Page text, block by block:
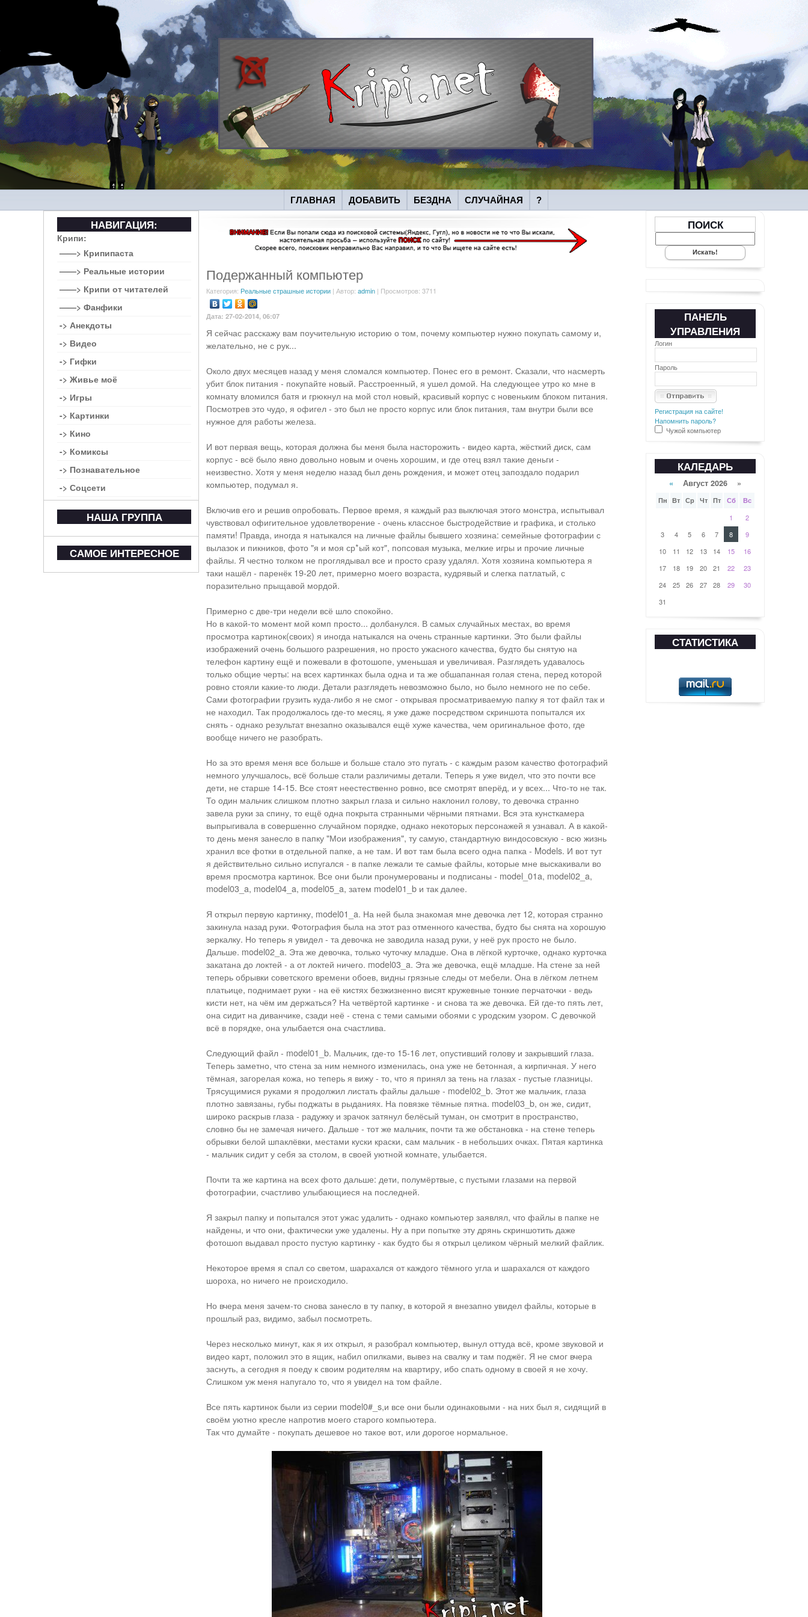
ГЛАВНАЯ ДОБАВИТЬ БЕЗДНА СЛУЧАЙНАЯ ?
Подержанный компьютер
Категория: Реальные страшные истории| Автор: admin| Просмотров: 3711
Дата: 27-02-2014, 06:07
Я сейчас расскажу вам поучительную историю о том, почему компьютер нужно покупать самому и,
желательно, не с рук...
Около двух месяцев назад у меня сломался компьютер. Понес его в ремонт. Сказали, что насмерть
убит блок питания - покупайте новый. Расстроенный, я ушел домой. На следующее утро ко мне в
комнату вломился батя и грюкнул на мой стол новый, красивый корпус с новеньким блоком питания.
Посмотрев это чудо, я офигел - это был не просто корпус или блок питания, там внутри были все
нужное для работы железа.
И вот первая вещь, которая должна бы меня была насторожить - видео карта, жёсткий диск, сам
корпус - всё было явно довольно новым и очень хорошим, и где отец взял такие деньги -
неизвестно. Хотя у меня неделю назад был день рождения, и может отец запоздало подарил
компьютер, подумал я.
Включив его и решив опробовать. Первое время, я каждый раз выключая этого монстра, испытывал
чувствовал офигительное удовлетворение - очень классное быстродействие и графика, и столько
памяти! Правда, иногда я натыкался на личные файлы бывшего хозяина: семейные фотографии с
вылазок и пикников, фото "я и моя ср*ый кот", попсовая музыка, мелкие игры и прочие личные
файлы. Я честно толком не проглядывал все и просто сразу удалял. Хотя хозяина компьютера я
таки нашёл - паренёк 19-20 лет, примерно моего возраста, кудрявый и слегка патлатый, с
поразительно прыщавой мордой.
Примерно с две-три недели всё шло спокойно.
Но в какой-то момент мой комп просто... долбанулся. В самых случайных местах, во время
просмотра картинок(своих) я иногда натыкался на очень странные картинки. Это были файлы
изображений очень большого разрешения, но просто ужасного качества, будто бы снятую на
телефон картину ещё и пожевали в фотошопе, уменьшая и увеличивая. Разглядеть удавалось
только общие черты: на всех картинках была одна и та же обшапанная голая стена, перед которой
ровно стояли какие-то люди. Детали разглядеть невозможно было, но было немного не по себе.
Сами фотографии грузить куда-либо я не смог - открывая просматриваемую папку я тот файл так и
не находил. Так продолжалось где-то месяц, я уже даже посредством скриншота попытался их
снять - однако результат внезапно оказывался ещё хуже качества, чем оригинальное фото, где
вообще ничего не разобрать.
Но за это время меня все больше и больше стало это пугать - с каждым разом качество фотографий
немного улучшалось, всё больше стали различимы детали. Теперь я уже видел, что это почти все
дети, не старше 14-15. Все стоят неестественно ровно, все смотрят вперёд, и у всех... Что-то не так.
То один мальчик слишком плотно закрыл глаза и сильно наклонил голову, то девочка странно
завела руки за спину, то ещё одна покрыта странными чёрными пятнами. Вся эта кунсткамера
выпрыгивала в совершенно случайном порядке, однако некоторых персонажей я узнавал. А в какой-
то день меня занесло в папку "Мои изображения", ту самую, стандартную виндосовскую - всю жизнь
хранил все фотки в отдельной папке, а не там. И вот там была всего одна папка - Models. И вот тут
я действительно сильно испугался - в папке лежали те самые файлы, которые мне выскакивали во
время просмотра картинок. Все они были пронумерованы и подписаны - model_01a, model02_a,
model03_a, model04_a, model05_a, затем model01_b и так далее.
Я открыл первую картинку, model01_a. На ней была знакомая мне девочка лет 12, которая странно
закинула назад руки. Фотография была на этот раз отменного качества, будто бы снята на хорошую
зеркалку. Но теперь я увидел - та девочка не заводила назад руки, у неё рук просто не было.
Дальше. model02_a. Эта же девочка, только чуточку младше. Она в лёгкой курточке, однако курточка
закатана до локтей - а от локтей ничего. model03_a. Эта же девочка, ещё младше. На стене за ней
теперь обрывки советского времени обоев, видны грязные следы от мебели. Она в лёгком летнем
платьице, поднимает руки - на её кистях безжизненно висят кружевные тонкие перчаточки - ведь
кисти нет, на чём им держаться? На четвёртой картинке - и снова та же девочка. Ей где-то пять лет,
она сидит на диванчике, сзади неё - стена с теми самыми обоями с уродским узором. С девочкой
всё в порядке, она улыбается она счастлива.
Следующий файл - model01_b. Мальчик, где-то 15-16 лет, опустивший голову и закрывший глаза.
Теперь заметно, что стена за ним немного изменилась, она уже не бетонная, а кирпичная. У него
тёмная, загорелая кожа, но теперь я вижу - то, что я принял за тень на глазах - пустые глазницы.
Трясущимися руками я продолжил листать файлы дальше - model02_b. Этот же мальчик, глаза
плотно завязаны, губы поджаты в рыданиях. На повязке тёмные пятна. model03_b, он же, сидит,
широко раскрыв глаза - радужку и зрачок затянул белёсый туман, он смотрит в пространство,
словно бы не замечая ничего. Дальше - тот же мальчик, почти та же обстановка - на стене теперь
обрывки белой шпаклёвки, местами куски краски, сам мальчик - в небольших очках. Пятая картинка
- мальчик сидит у себя за столом, в своей уютной комнате, улыбается.
Почти та же картина на всех фото дальше: дети, полумёртвые, с пустыми глазами на первой
фотографии, счастливо улыбающиеся на последней.
Я закрыл папку и попытался этот ужас удалить - однако компьютер заявлял, что файлы в папке не
найдены, и что они, фактически уже удалены. Ну а при попытке эту дрянь скриншотить даже
фотошоп выдавал просто пустую картинку - как будто бы я открыл целиком чёрный мелкий файлик.
Некоторое время я спал со светом, шарахался от каждого тёмного угла и шарахался от каждого
шороха, но ничего не происходило.
Но вчера меня зачем-то снова занесло в ту папку, в которой я внезапно увидел файлы, которые в
прошлый раз, видимо, забыл посмотреть.
Через несколько минут, как я их открыл, я разобрал компьютер, вынул оттуда всё, кроме звуковой и
видео карт, положил это в ящик, набил опилками, вывез на свалку и там поджёг. Я не смог вчера
заснуть, а сегодня я поеду к своим родителям на квартиру, ибо спать одному в своей я не хочу.
Слишком уж меня напугало то, что я увидел на том файле.
Все пять картинок были из серии model0#_s,и все они были одинаковыми - на них был я, сидящий в
своём уютно кресле напротив моего старого компьютера.
Так что думайте - покупать дешевое но такое вот, или дорогое нормальное.
НАВИГАЦИЯ:
Крипи:
——> Крипипаста
——> Реальные истории
——> Крипи от читателей
——> Фанфики
-> Анекдоты
-> Видео
-> Гифки
-> Живье моё
-> Игры
-> Картинки
-> Кино
-> Комиксы
-> Познавательное
-> Соцсети
НАША ГРУППА
САМОЕ ИНТЕРЕСНОЕ
ПОИСК
ПАНЕЛЬ
УПРАВЛЕНИЯ
Логин
Пароль
Регистрация на сайте!
Напомнить пароль?
Чужой компьютер
КАЛЕДАРЬ
« Август 2026 »
Пн Вт Ср Чт Пт Сб Вс
1
2
3
4 5 6 7 8
9
10
11 12 13 14 15
16
17
18 19 20 21 22
23
24
25 26 27 28 29
30
31
СТАТИСТИКА